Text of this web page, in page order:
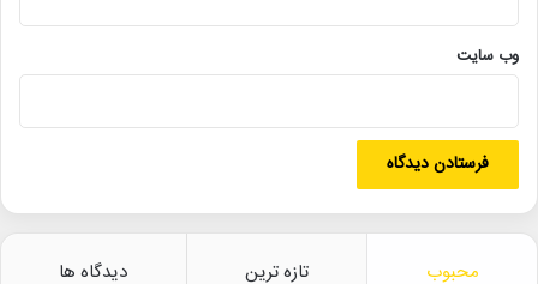
دیگر خبرها
وب‌ سایت
محبوب تازه ترین دیدگاه ها